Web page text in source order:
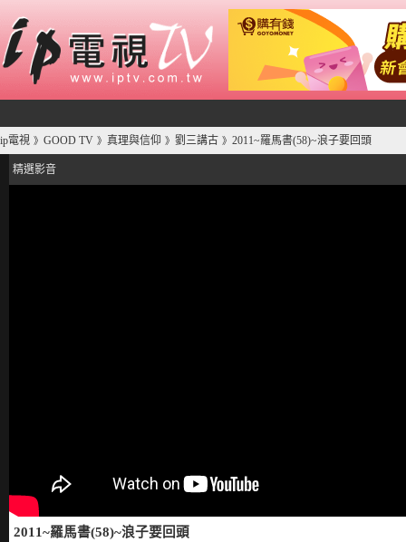
ip電視 》 GOOD TV 》 真理與信仰 》 劉三講古 》 2011~羅馬書(58)~浪子要回頭
精選影音
2011~羅馬書(58)~浪子要回頭